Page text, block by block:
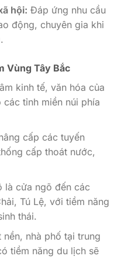
hội: Đáp ứng nhu cầu
động, chuyên gia khi
Vùng Tây Bắc
kinh tế, văn hóa của
tỉnh miền núi phía
cấp các tuyến
cấp thoát nước,
là cửa ngõ đến các
Tú Lệ, với tiềm năng
thái.
nền, nhà phố tại trung
tiềm năng du lịch sẽ